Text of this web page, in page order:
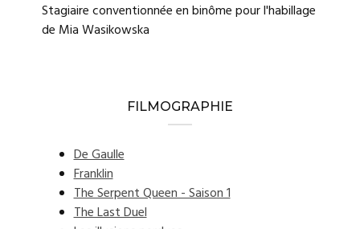
Stagiaire conventionnée en binôme pour l'habillage
de Mia Wasikowska
FILMOGRAPHIE
De Gaulle
Franklin
The Serpent Queen - Saison 1
The Last Duel